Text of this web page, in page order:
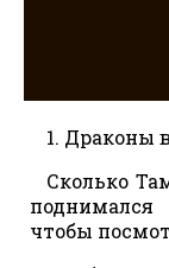
1. Драконы
Сколько
чтобы